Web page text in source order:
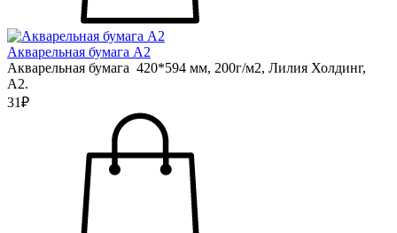
Акварельная бумага А2
Акварельная бумага 420*594 мм, 200г/м2, Лилия Холдинг,
А2.
31₽